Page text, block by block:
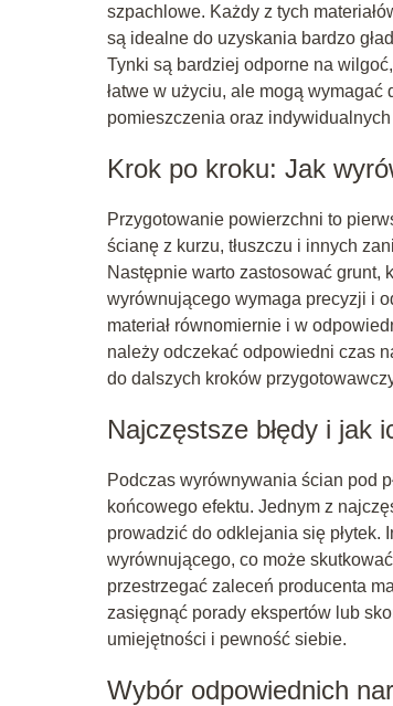
szpachlowe. Każdy z tych
są idealne do uzyskania bardzo
Tynki są bardziej odporne na
łatwe w użyciu, ale mogą
pomieszczenia oraz
Krok po kroku: Jak
Przygotowanie powierzchni to
ścianę z kurzu, tłuszczu i innych
Następnie warto zastosować grunt,
wyrównującego wymaga precyzji i
materiał równomiernie i w
należy odczekać odpowiedni czas
do dalszych kroków
Najczęstsze błędy i jak
Podczas wyrównywania ścian pod
końcowego efektu. Jednym z
prowadzić do odklejania się płytek.
wyrównującego, co może
przestrzegać zaleceń producenta
zasięgnąć porady ekspertów lub
umiejętności i pewność siebie.
Wybór odpowiednich